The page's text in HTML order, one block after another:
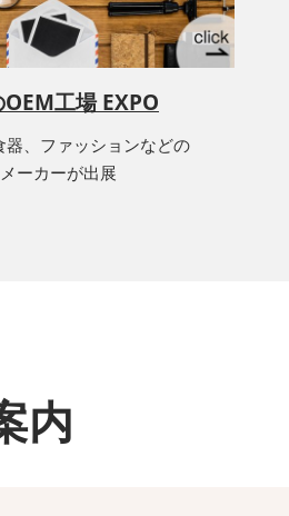
工場 EXPO
器、ファッションなどの
ーカーが出展
内